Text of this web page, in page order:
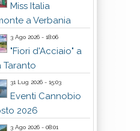
Miss Italia
a Verbania
3 Ago 2026 - 18:06
"Fiori d'Acciaio" a
Taranto
31 Lug 2026 - 15:03
Eventi Cannobio
2026
3 Ago 2026 - 08:01